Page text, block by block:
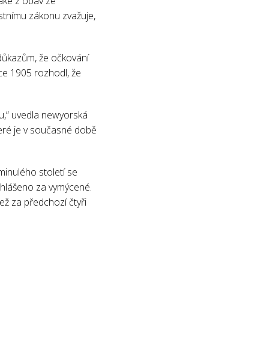
zákonu zvažuje,
že očkování
1905 rozhodl, že
uvedla newyorská
je v současné době
století se
za vymýcené.
za předchozí čtyři